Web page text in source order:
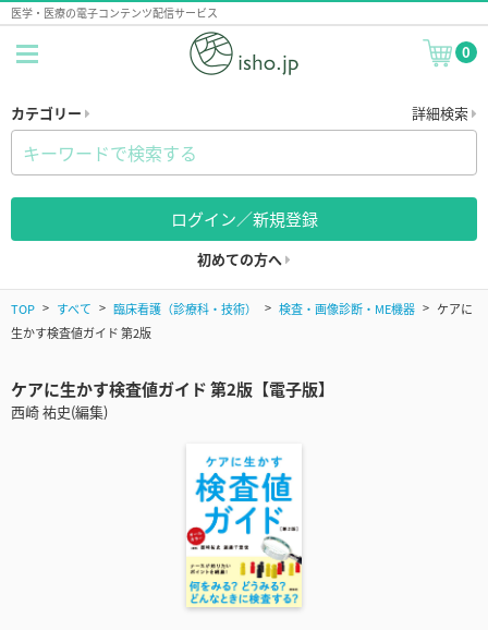
医学・医療の電子コンテンツ配信サービス
0
カテゴリー 詳細検索
ログイン／新規登録
初めての方へ
TOP すべて 臨床看護（診療科・技術） 検査・画像診断・ME機器
ケアに
生かす検査値ガイド 第2版
ケアに生かす検査値ガイド 第2版【電子版】
西崎 祐史(編集)